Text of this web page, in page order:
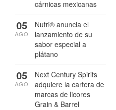
cárnicas mexicanas
Nutri® anuncia el
lanzamiento de su
sabor especial a
plátano
05
AGO
Next Century Spirits
adquiere la cartera de
marcas de licores
Grain & Barrel
05
AGO